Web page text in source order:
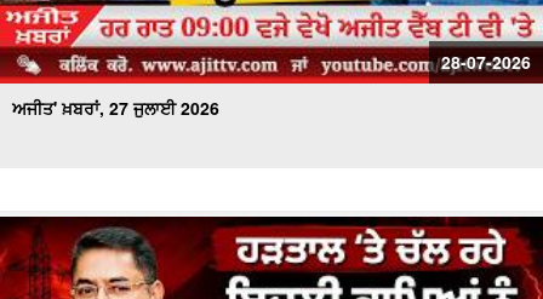
28-07-2026
ਅਜੀਤ' ਖ਼ਬਰਾਂ, 27 ਜੁਲਾਈ 2026